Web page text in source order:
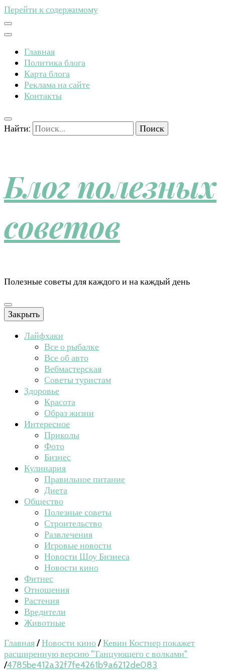
Перейти к содержимому
Главная
Политика блога
Карта блога
Реклама на сайте
Контакты
Найти:
Блог полезных
советов
Полезные советы для каждого и на каждый день
Закрыть
Лайфхаки
Все о рыбалке
Все об авто
Вебмастерская
Советы туристам
Здоровье
Красота
Образ жизни
Интересное
Приколы
Фото
Бизнес
Кулинария
Правильное питание
Диета
Общество
Полезные советы
Строительство
Развлечения
Игровые новости
Новости Шоу Бизнеса
Новости кино
Фитнес
Отношения
Растения
Вредители
Животные
Главная/Новости кино/Кевин Костнер покажет
расширенную версию "Танцующего с волками"
/4785be412a32f7fe4261b9a6212de083